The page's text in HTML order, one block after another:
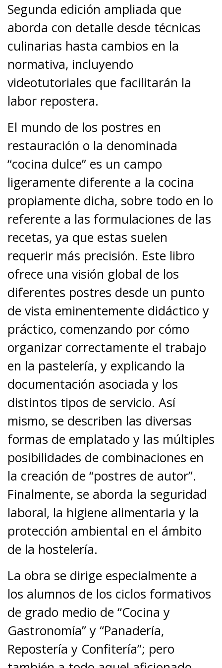
Segunda edición ampliada que
aborda con detalle desde técnicas
culinarias hasta cambios en la
normativa, incluyendo
videotutoriales que facilitarán la
labor repostera.
El mundo de los postres en
restauración o la denominada
“cocina dulce” es un campo
ligeramente diferente a la cocina
propiamente dicha, sobre todo en lo
referente a las formulaciones de las
recetas, ya que estas suelen
requerir más precisión. Este libro
ofrece una visión global de los
diferentes postres desde un punto
de vista eminentemente didáctico y
práctico, comenzando por cómo
organizar correctamente el trabajo
en la pastelería, y explicando la
documentación asociada y los
distintos tipos de servicio. Así
mismo, se describen las diversas
formas de emplatado y las múltiples
posibilidades de combinaciones en
la creación de “postres de autor”.
Finalmente, se aborda la seguridad
laboral, la higiene alimentaria y la
protección ambiental en el ámbito
de la hostelería.
La obra se dirige especialmente a
los alumnos de los ciclos formativos
de grado medio de “Cocina y
Gastronomía” y “Panadería,
Repostería y Confitería”; pero